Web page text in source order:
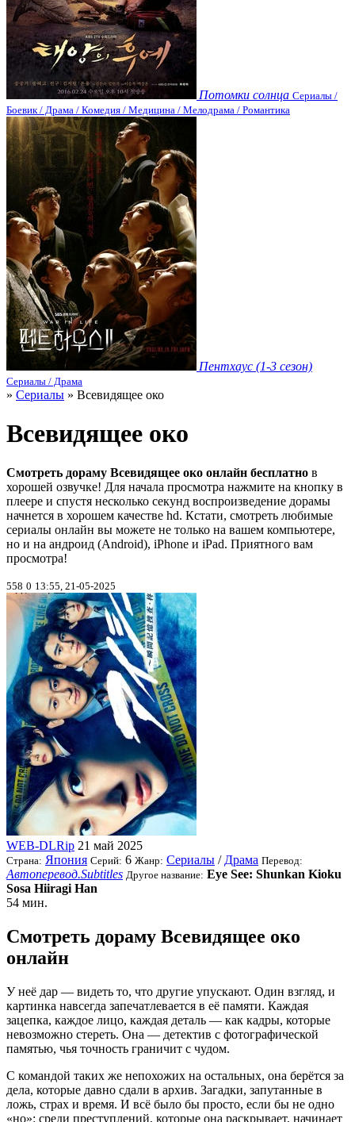
Потомки солнца Сериалы /
Боевик / Драма / Комедия / Медицина / Мелодрама / Романтика
Пентхаус (1-3 сезон)
Сериалы / Драма
» Сериалы » Всевидящее око
Всевидящее око
Смотреть дораму Всевидящее око онлайн бесплатно в
хорошей озвучке! Для начала просмотра нажмите на кнопку в
плеере и спустя несколько секунд воспроизведение дорамы
начнется в хорошем качестве hd. Кстати, смотреть любимые
сериалы онлайн вы можете не только на вашем компьютере,
но и на андроид (Android), iPhone и iPad. Приятного вам
просмотра!
558 0 13:55, 21-05-2025
WEB-DLRip 21 май 2025
Страна: Япония Серий: 6 Жанр: Сериалы / Драма Перевод:
Автоперевод.Subtitles Другое название: Eye See: Shunkan Kioku
Sosa Hiiragi Han
54 мин.
Смотреть дораму Всевидящее око
онлайн
У неё дар — видеть то, что другие упускают. Один взгляд, и
картинка навсегда запечатлевается в её памяти. Каждая
зацепка, каждое лицо, каждая деталь — как кадры, которые
невозможно стереть. Она — детектив с фотографической
памятью, чья точность граничит с чудом.
С командой таких же непохожих на остальных, она берётся за
дела, которые давно сдали в архив. Загадки, запутанные в
ложь, страх и время. И всё было бы просто, если бы не одно
«но»: среди преступлений, которые она раскрывает, начинает